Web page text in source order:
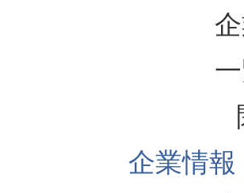
企業情